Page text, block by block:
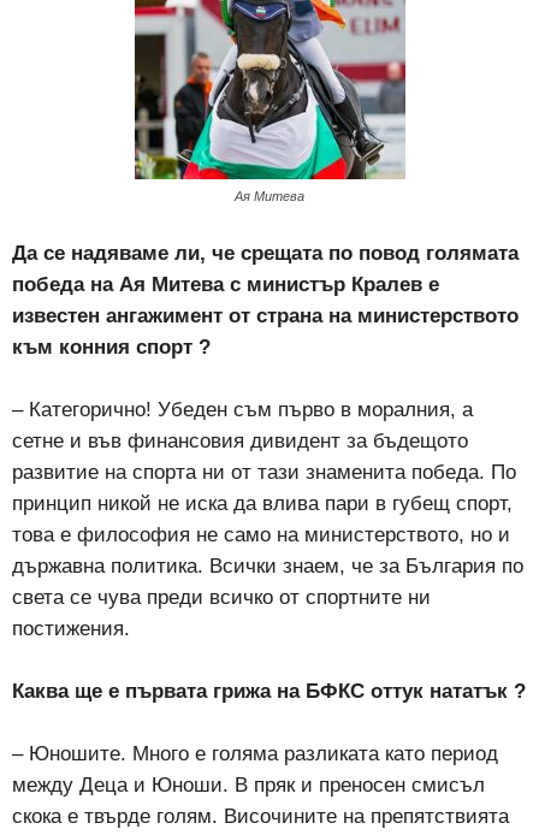
Ая Митева
Да се надяваме ли, че срещата по повод голямата
победа на Ая Митева с министър Кралев е
известен ангажимент от страна на министерството
към конния спорт ?
– Категорично! Убеден съм първо в моралния, а
сетне и във финансовия дивидент за бъдещото
развитие на спорта ни от тази знаменита победа. По
принцип никой не иска да влива пари в губещ спорт,
това е философия не само на министерството, но и
държавна политика. Всички знаем, че за България по
света се чува преди всичко от спортните ни
постижения.
Каква ще е първата грижа на БФКС оттук нататък ?
– Юношите. Много е голяма разликата като период
между Деца и Юноши. В пряк и преносен смисъл
скока е твърде голям. Височините на препятствията